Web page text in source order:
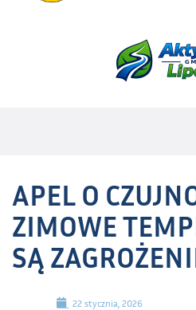
APEL O
ZIMOWE
SĄ
22 stycznia, 2026